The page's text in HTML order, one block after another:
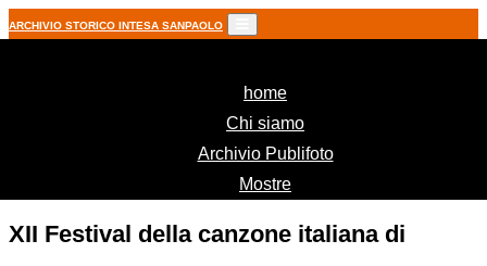
ARCHIVIO STORICO INTESA SANPAOLO
home(current)
Chi siamo
Archivio Publifoto
Mostre
XII Festival della canzone italiana di